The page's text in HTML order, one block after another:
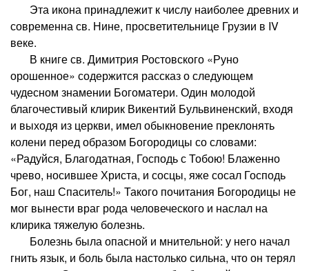
Эта икона принадлежит к числу наиболее древних и
современна св. Нине, просветительнице Грузии в IV
веке.
В книге св. Димитрия Ростовского «Руно
орошенное» содержится рассказ о следующем
чудесном знамении Богоматери. Один молодой
благочестивый клирик Викентий Бульвиненский, входя
и выходя из церкви, имел обыкновение преклонять
колени перед образом Богородицы со словами:
«Радуйся, Благодатная, Господь с Тобою! Блаженно
чрево, носившее Христа, и сосцы, яже сосал Господь
Бог, наш Спаситель!» Такого почитания Богородицы не
мог вынести враг рода человеческого и наслал на
клирика тяжелую болезнь.
Болезнь была опасной и мнительной: у него начал
гнить язык, и боль была настолько сильна, что он терял